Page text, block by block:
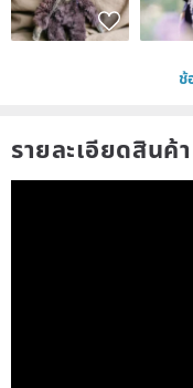
ช้
รายละเอียดสินค้า